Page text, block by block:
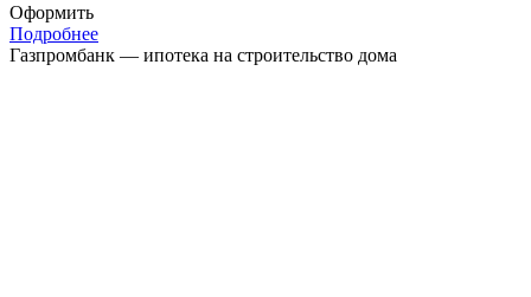
Оформить
Подробнее
Газпромбанк — ипотека на строительство дома